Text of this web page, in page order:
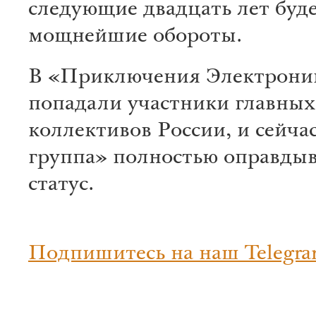
следующие двадцать лет
мощнейшие обороты.
В «Приключения
попадали участники
коллективов России, и
группа» полностью
статус.
Подпишитесь на наш